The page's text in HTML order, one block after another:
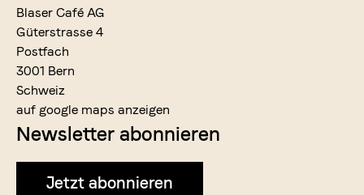
Blaser Café AG
Güterstrasse 4
Postfach
3001 Bern
Schweiz
auf google maps anzeigen
Newsletter abonnieren
Jetzt abonnieren